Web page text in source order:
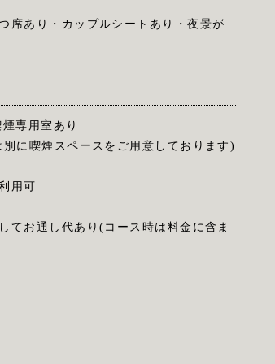
席あり・カップルシートあり・夜景が
専用室あり
別に喫煙スペースをご用意しております)
用可
てお通し代あり(コース時は料金に含ま